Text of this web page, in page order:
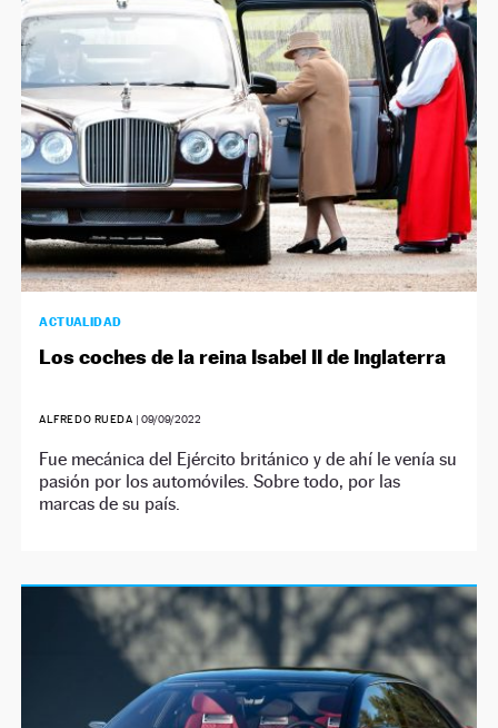
ACTUALIDAD
Los coches de la reina Isabel II de Inglaterra
ALFREDO RUEDA | 09/09/2022
Fue mecánica del Ejército británico y de ahí le venía su
pasión por los automóviles. Sobre todo, por las
marcas de su país.